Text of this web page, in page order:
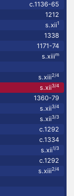
c.1136-65
1212
s.xii1
1338
1171-74
s.xiiim
s.xiii2/4
s.xii3/4
1360-79
s.xii3/4
s.xii3/3
c.1292
c.1334
s.xii1/3
c.1292
s.xiii2/4